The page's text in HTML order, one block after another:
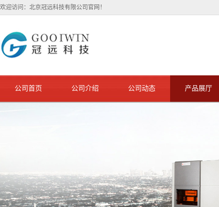
欢迎访问：北京冠远科技有限公司官网！
公司首页 公司介绍 公司动态 产品展厅